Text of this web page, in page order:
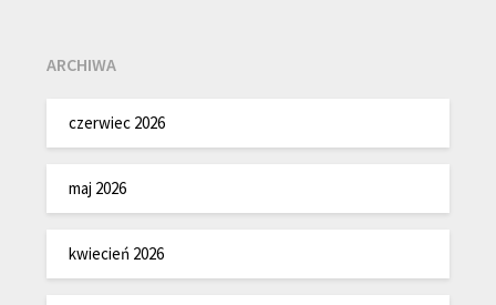
ARCHIWA
czerwiec 2026
maj 2026
kwiecień 2026